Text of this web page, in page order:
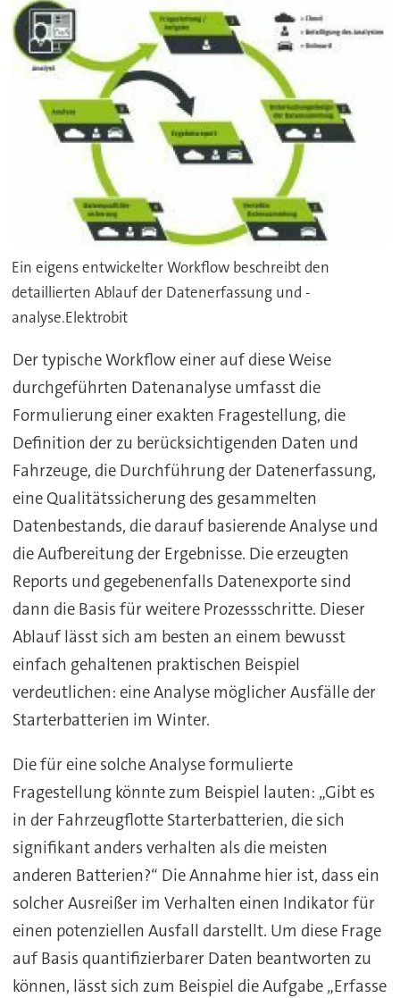
Ein eigens entwickelter Workflow beschreibt den
detaillierten Ablauf der Datenerfassung und -
analyse.Elektrobit
Der typische Workflow einer auf diese Weise
durchgeführten Datenanalyse umfasst die
Formulierung einer exakten Fragestellung, die
Definition der zu berücksichtigenden Daten und
Fahrzeuge, die Durchführung der Datenerfassung,
eine Qualitätssicherung des gesammelten
Datenbestands, die darauf basierende Analyse und
die Aufbereitung der Ergebnisse. Die erzeugten
Reports und gegebenenfalls Datenexporte sind
dann die Basis für weitere Prozessschritte. Dieser
Ablauf lässt sich am besten an einem bewusst
einfach gehaltenen praktischen Beispiel
verdeutlichen: eine Analyse möglicher Ausfälle der
Starterbatterien im Winter.
Die für eine solche Analyse formulierte
Fragestellung könnte zum Beispiel lauten: „Gibt es
in der Fahrzeugflotte Starterbatterien, die sich
signifikant anders verhalten als die meisten
anderen Batterien?“ Die Annahme hier ist, dass ein
solcher Ausreißer im Verhalten einen Indikator für
einen potenziellen Ausfall darstellt. Um diese Frage
auf Basis quantifizierbarer Daten beantworten zu
können, lässt sich zum Beispiel die Aufgabe „Erfasse